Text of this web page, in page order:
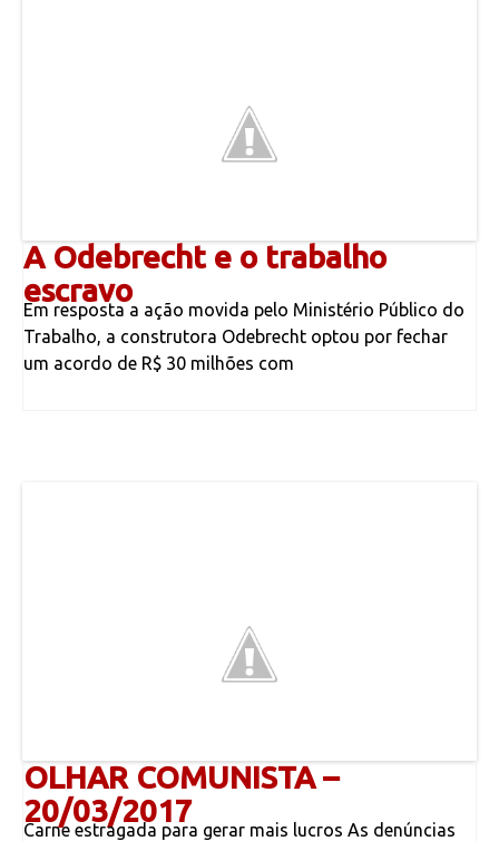
A Odebrecht e o trabalho
escravo
Em resposta a ação movida pelo Ministério Público do
Trabalho, a construtora Odebrecht optou por fechar
um acordo de R$ 30 milhões com
OLHAR COMUNISTA –
20/03/2017
Carne estragada para gerar mais lucros As denúncias